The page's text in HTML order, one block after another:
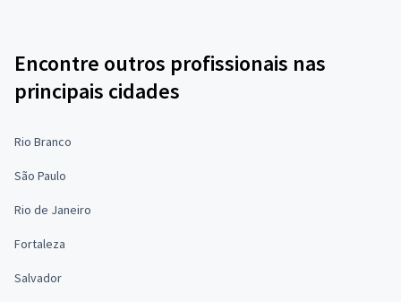
Encontre outros profissionais nas
principais cidades
Rio Branco
São Paulo
Rio de Janeiro
Fortaleza
Salvador